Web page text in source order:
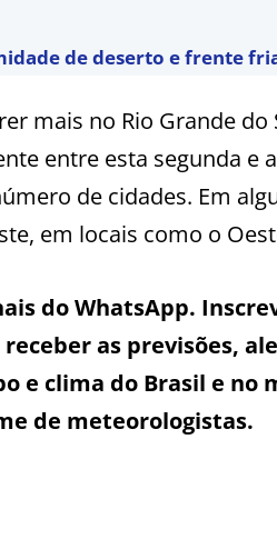
de deserto e frente
mais no Rio Grande
entre esta segunda e
de cidades. Em
em locais como o
do WhatsApp.
as previsões,
e clima do Brasil e no
de meteorologistas.